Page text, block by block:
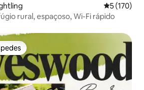
5 de uma
5 (170)
rural, espaçoso, Wi-Fi rápido
dos hóspedes